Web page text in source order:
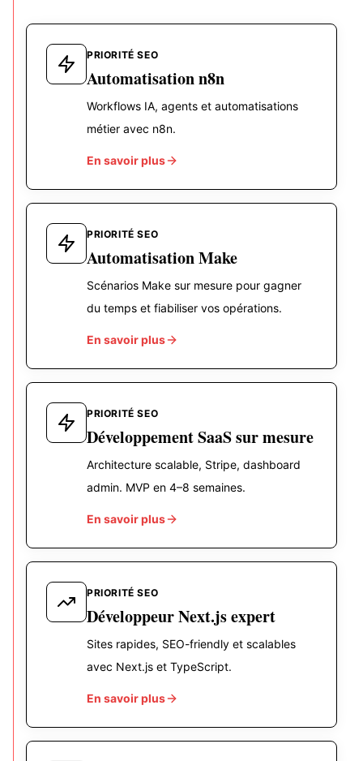
PRIORITÉ SEO
Automatisation n8n
Workflows IA, agents et automatisations
métier avec n8n.
En savoir plus
PRIORITÉ SEO
Automatisation Make
Scénarios Make sur mesure pour gagner
du temps et fiabiliser vos opérations.
En savoir plus
PRIORITÉ SEO
Développement SaaS sur mesure
Architecture scalable, Stripe, dashboard
admin. MVP en 4–8 semaines.
En savoir plus
PRIORITÉ SEO
Développeur Next.js expert
Sites rapides, SEO-friendly et scalables
avec Next.js et TypeScript.
En savoir plus